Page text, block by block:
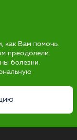
как Вам помочь.
преодолели
болезни.